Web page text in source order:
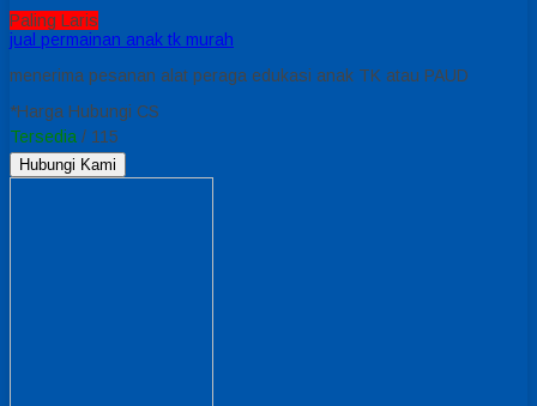
Paling Laris
jual permainan anak tk murah
menerima pesanan alat peraga edukasi anak TK atau PAUD
*Harga Hubungi CS
Tersedia / 115
Hubungi Kami